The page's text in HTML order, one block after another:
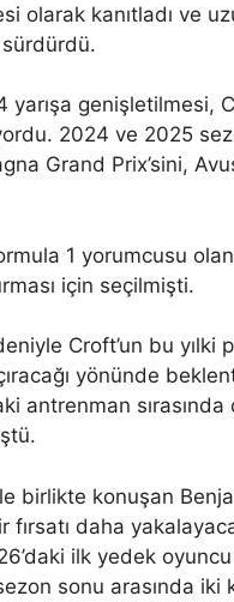
olarak kanıtladı ve
sürdürdü.
yarışa genişletilmesi,
2024 ve 2025
Grand Prix’sini,
1 yorumcusu
için seçilmişti.
Croft’un bu yılki
yönünde
antrenman
birlikte konuşan
daha
ilk yedek
sonu arasında iki